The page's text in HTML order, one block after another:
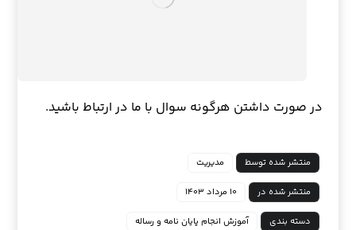
در صورت داشتن هرگونه سوال با ما در ارتباط باشید.
منتشر شده توسط مدیریت
منتشر شده در ۱۰ مرداد ۱۴۰۳
دسته بندی آموزش انجام پایان نامه و رساله